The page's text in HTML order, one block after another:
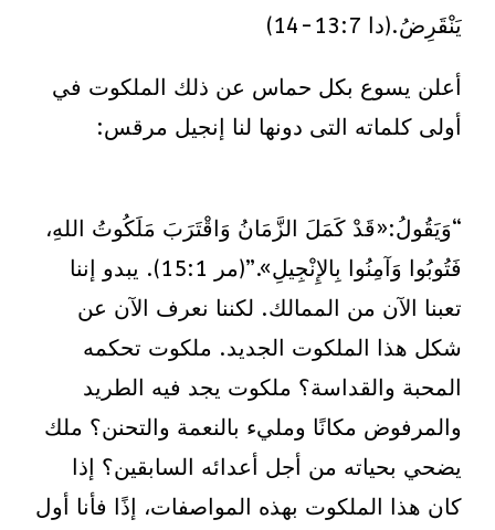
يَنْقَرِضُ.(دا 13:7-14)
أعلن يسوع بكل حماس عن ذلك الملكوت في
أولى كلماته التى دونها لنا إنجيل مرقس:
“وَيَقُولُ:«قَدْ كَمَلَ الزَّمَانُ وَاقْتَرَبَ مَلَكُوتُ اللهِ،
فَتُوبُوا وَآمِنُوا بِالإِنْجِيلِ».”(مر 15:1). يبدو إننا
تعبنا الآن من الممالك. لكننا نعرف الآن عن
شكل هذا الملكوت الجديد. ملكوت تحكمه
المحبة والقداسة؟ ملكوت يجد فيه الطريد
والمرفوض مكانًا ومليء بالنعمة والتحنن؟ ملك
يضحي بحياته من أجل أعدائه السابقين؟ إذا
كان هذا الملكوت بهذه المواصفات، إذًا فأنا أول